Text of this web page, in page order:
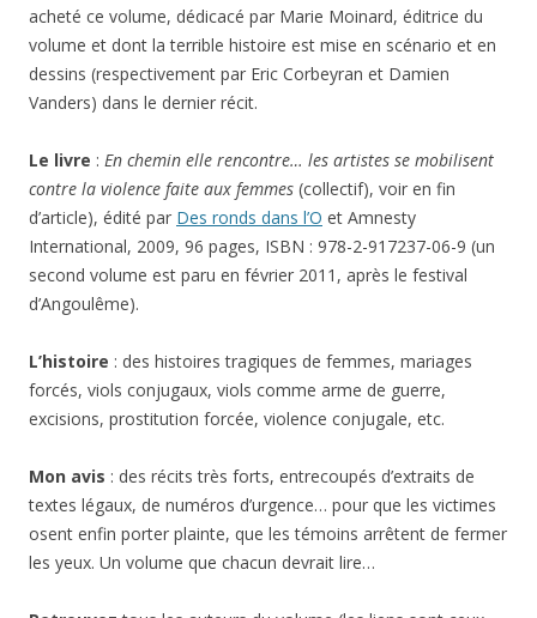
acheté ce volume, dédicacé par Marie Moinard, éditrice du
volume et dont la terrible histoire est mise en scénario et en
dessins (respectivement par Eric Corbeyran et Damien
Vanders) dans le dernier récit.
Le livre : En chemin elle rencontre… les artistes se mobilisent
contre la violence faite aux femmes (collectif), voir en fin
d’article), édité par Des ronds dans l’O et Amnesty
International, 2009, 96 pages, ISBN : 978-2-917237-06-9 (un
second volume est paru en février 2011, après le festival
d’Angoulême).
L’histoire : des histoires tragiques de femmes, mariages
forcés, viols conjugaux, viols comme arme de guerre,
excisions, prostitution forcée, violence conjugale, etc.
Mon avis : des récits très forts, entrecoupés d’extraits de
textes légaux, de numéros d’urgence… pour que les victimes
osent enfin porter plainte, que les témoins arrêtent de fermer
les yeux. Un volume que chacun devrait lire…